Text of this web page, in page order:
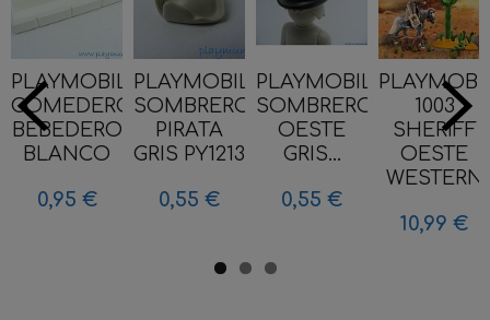
PLAYMOBIL
COMEDERO
BEBEDERO
BLANCO
0,95 €
PLAYMOBIL
SOMBRERO
PIRATA
GRIS PY1213
0,55 €
PLAYMOBIL
SOMBRERO
OESTE
GRIS...
0,55 €
1003
SHERIFF
OESTE
WESTERN
10,99 €